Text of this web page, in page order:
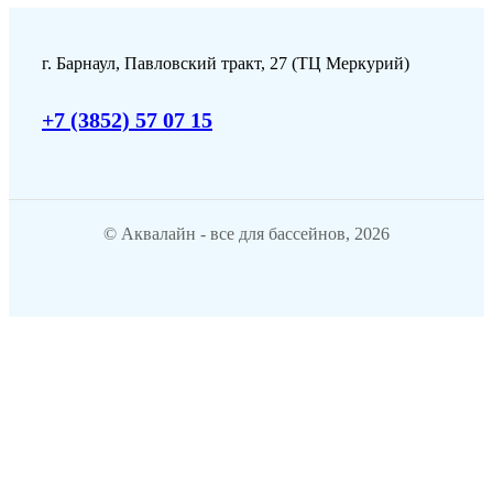
г. Барнаул, Павловский тракт, 27 (ТЦ Меркурий)
+7 (3852) 57 07 15
© Аквалайн - все для бассейнов, 2026